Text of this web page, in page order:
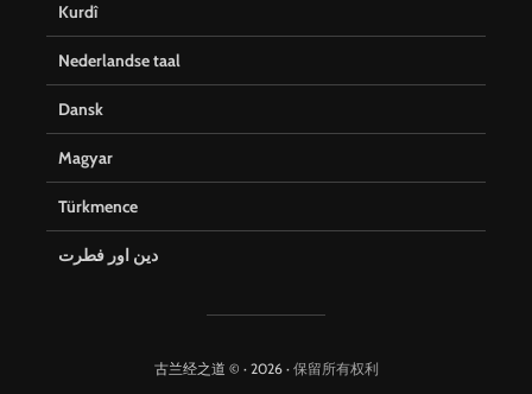
Kurdî
Nederlandse taal
Dansk
Magyar
Türkmence
دین اور فطرت
古兰经之道 © · 2026 · 保留所有权利